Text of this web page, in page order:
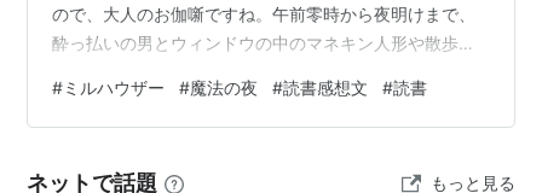
ので、大人のお伽噺ですね。午前零時から夜明けまで、
酔っ払いの男とウィンドウの中のマネキン人形や散歩す
えない作家、そして屋根裏で目覚めるマネキン人形の饗
宴。このようなエピソードが美しく断片的に、交錯して
なぎあわせると、ショートストーリーがきちんとできあ
#ミルハウザー #魔法の夜 #読書感想文 #読書
ネットで話題 もっと見る